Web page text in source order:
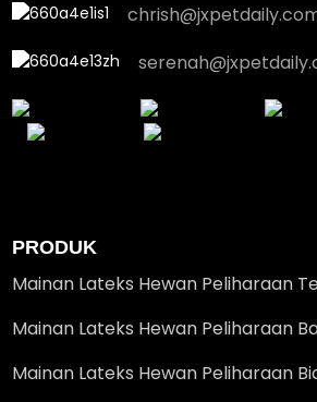
PRODUK
Mainan Lateks Hewan Peliharaan
Mainan Lateks Hewan Peliharaan
Mainan Lateks Hewan Peliharaan